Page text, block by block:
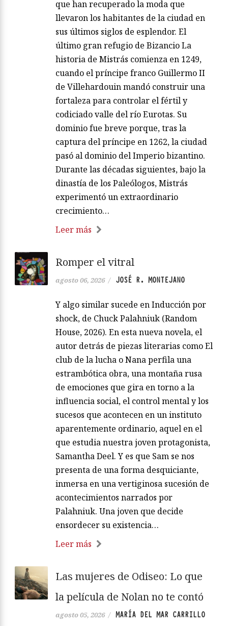
que han recuperado la moda que
llevaron los habitantes de la ciudad en
sus últimos siglos de esplendor. El
último gran refugio de Bizancio La
historia de Mistrás comienza en 1249,
cuando el príncipe franco Guillermo II
de Villehardouin mandó construir una
fortaleza para controlar el fértil y
codiciado valle del río Eurotas. Su
dominio fue breve porque, tras la
captura del príncipe en 1262, la ciudad
pasó al dominio del Imperio bizantino.
Durante las décadas siguientes, bajo la
dinastía de los Paleólogos, Mistrás
experimentó un extraordinario
crecimiento…
Leer más
Romper el vitral
agosto 06, 2026 / JOSÉ R. MONTEJANO
Y algo similar sucede en Inducción por
shock, de Chuck Palahniuk (Random
House, 2026). En esta nueva novela, el
autor detrás de piezas literarias como El
club de la lucha o Nana perfila una
estrambótica obra, una montaña rusa
de emociones que gira en torno a la
influencia social, el control mental y los
sucesos que acontecen en un instituto
aparentemente ordinario, aquel en el
que estudia nuestra joven protagonista,
Samantha Deel. Y es que Sam se nos
presenta de una forma desquiciante,
inmersa en una vertiginosa sucesión de
acontecimientos narrados por
Palahniuk. Una joven que decide
ensordecer su existencia…
Leer más
Las mujeres de Odiseo: Lo que
la película de Nolan no te contó
agosto 05, 2026 / MARÍA DEL MAR CARRILLO